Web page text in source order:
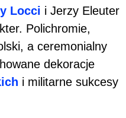
Locci i Jerzy Eleuter
Polichromie,
a ceremonialny
dekoracje
i militarne sukcesy